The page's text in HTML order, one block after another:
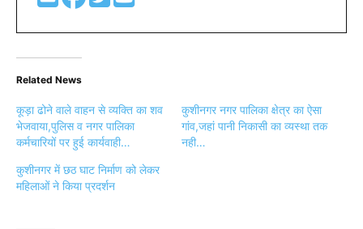
Related News
कूड़ा ढोने वाले वाहन से व्यक्ति का शव
भेजवाया,पुलिस व नगर पालिका
कर्मचारियों पर हुई कार्यवाही…
कुशीनगर नगर पालिका क्षेत्र का ऐसा
गांव,जहां पानी निकासी का व्यस्था तक
नही…
कुशीनगर में छठ घाट निर्माण को लेकर
महिलाओं ने किया प्रदर्शन